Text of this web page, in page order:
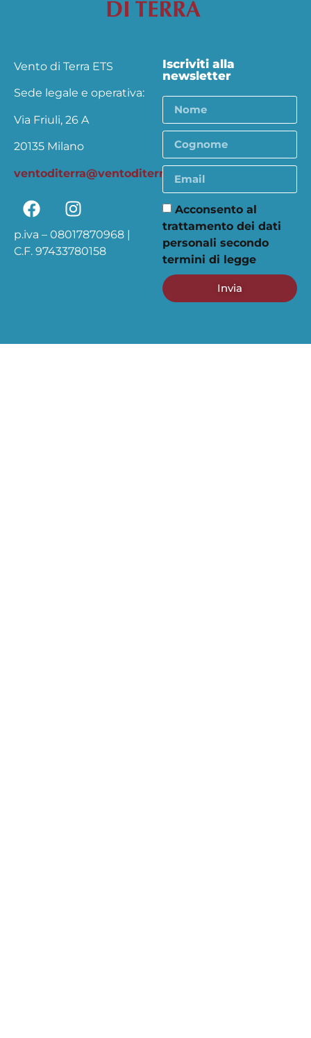
Vento di Terra ETS
Sede legale e operativa:
Via Friuli, 26 A
20135 Milano
ventoditerra@ventoditerra.org
p.iva – 08017870968 |
C.F. 97433780158
Iscriviti alla
newsletter
Acconsento al
trattamento dei dati
personali secondo
termini di legge
Invia